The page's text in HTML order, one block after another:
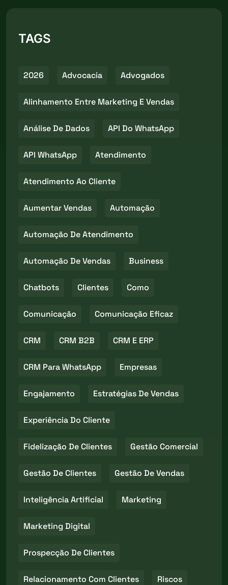
TAGS
2026 Advocacia Advogados
Alinhamento Entre Marketing E Vendas
Análise De Dados API Do WhatsApp
API WhatsApp Atendimento
Atendimento Ao Cliente
Aumentar Vendas Automação
Automação De Atendimento
Automação De Vendas Business
Chatbots Clientes Como
Comunicação Comunicação Eficaz
CRM CRM B2B CRM E ERP
CRM Para WhatsApp Empresas
Engajamento Estratégias De Vendas
Experiência Do Cliente
Fidelização De Clientes Gestão Comercial
Gestão De Clientes Gestão De Vendas
Inteligência Artificial Marketing
Marketing Digital
Prospecção De Clientes
Relacionamento Com Clientes Riscos